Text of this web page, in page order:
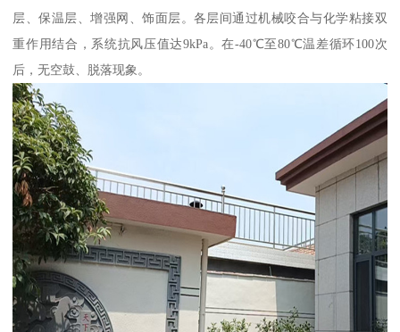
层、保温层、增强网、饰面层。各层间通过机械咬合与化学粘接双
重作用结合，系统抗风压值达9kPa。在-40℃至80℃温差循环100次
后，无空鼓、脱落现象。